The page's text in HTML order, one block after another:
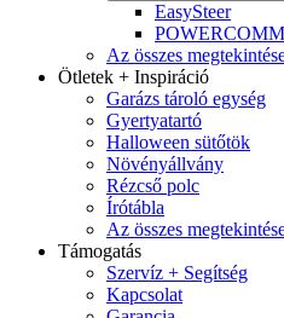
EasySteer
Az összes
Ötletek + Inspiráció
Garázs tároló egység
Gyertyatartó
Halloween sütőtök
Növényállvány
Rézcső polc
Írótábla
Az összes
Támogatás
Szervíz + Segítség
Kapcsolat